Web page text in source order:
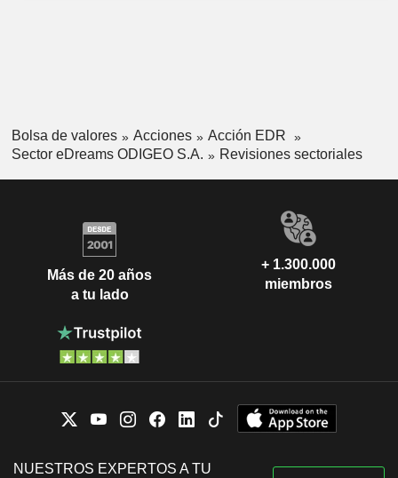
Bolsa de valores Acciones
Acción EDR
Sector eDreams ODIGEO S.A.
Revisiones sectoriales
Más de 20 años
a tu lado
+ 1.300.000
miembros
NUESTROS EXPERTOS A TU